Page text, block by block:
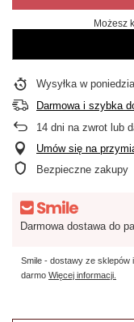
Możesz
Wysyłka w
Darmowa i szybka
14 dni na zwrot lub
Umów się na
Bezpieczne zakupy
Darmowa dostawa do
Smile - dostawy ze sklepów
darmo Więcej informacji.